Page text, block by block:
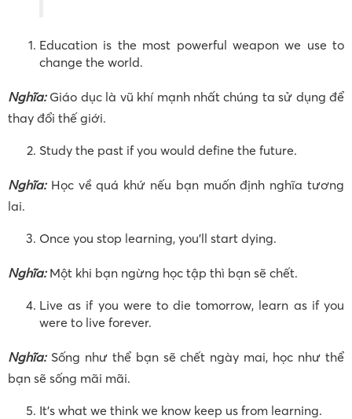
Education is the most powerful weapon we use to
change the world.
Nghĩa: Giáo dục là vũ khí mạnh nhất chúng ta sử dụng để
thay đổi thế giới.
Study the past if you would define the future.
Nghĩa:Học về quá khứ nếu bạn muốn định nghĩa tương
lai.
Once you stop learning, you’ll start dying.
Nghĩa: Một khi bạn ngừng học tập thì bạn sẽ chết.
Live as if you were to die tomorrow, learn as if you
were to live forever.
Nghĩa: Sống như thể bạn sẽ chết ngày mai, học như thể
bạn sẽ sống mãi mãi.
It’s what we think we know keep us from learning.